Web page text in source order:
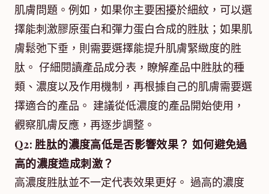
肌膚問題。例如，如果你主要困擾於細紋，可以選
擇能刺激膠原蛋白和彈力蛋白合成的胜肽；如果肌
膚鬆弛下垂，則需要選擇能提升肌膚緊緻度的胜
肽。 仔細閱讀產品成分表，瞭解產品中胜肽的種
類、濃度以及作用機制，再根據自己的肌膚需要選
擇適合的產品。 建議從低濃度的產品開始使用，
觀察肌膚反應，再逐步調整。
Q2: 胜肽的濃度高低是否影響效果？ 如何避免過
高的濃度造成刺激？
高濃度胜肽並不一定代表效果更好。 過高的濃度